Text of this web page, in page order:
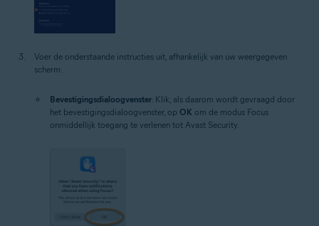
Voer de onderstaande instructies uit, afhankelijk van uw weergegeven
scherm:
Bevestigingsdialoogvenster: Klik, als daarom wordt gevraagd door
het bevestigingsdialoogvenster, op OK om de modus Focus
onmiddellijk toegang te verlenen tot Avast Security.